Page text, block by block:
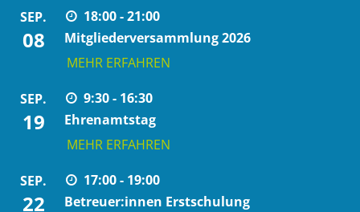
SEP.
08
18:00 - 21:00
Mitgliederversammlung 2026
MEHR ERFAHREN
SEP.
19
9:30 - 16:30
Ehrenamtstag
MEHR ERFAHREN
SEP.
22
17:00 - 19:00
Betreuer:innen Erstschulung